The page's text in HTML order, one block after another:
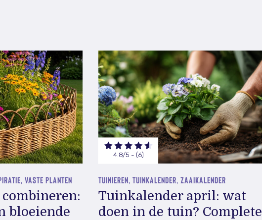
VASTE PLANTEN
bloeiende
4.8/5 - (6)
TUINIEREN, TUINKALENDER, ZAAIKALENDER
Tuinkalender april: wat
doen in de tuin? Complete